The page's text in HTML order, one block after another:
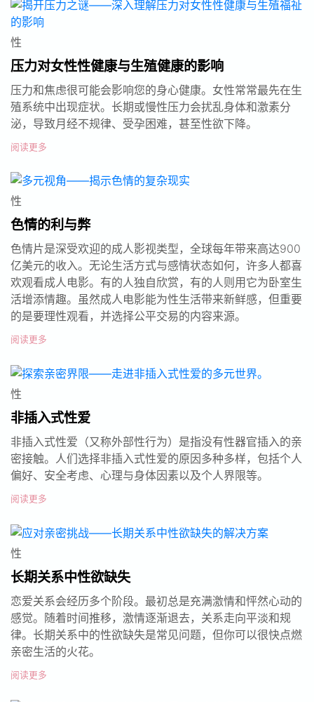
性
压力对女性性健康与生殖健康的影响
压力和焦虑很可能会影响您的身心健康。女性常常最先在生
殖系统中出现症状。长期或慢性压力会扰乱身体和激素分
泌，导致月经不规律、受孕困难，甚至性欲下降。
阅读更多
性
色情的利与弊
色情片是深受欢迎的成人影视类型，全球每年带来高达900
亿美元的收入。无论生活方式与感情状态如何，许多人都喜
欢观看成人电影。有的人独自欣赏，有的人则用它为卧室生
活增添情趣。虽然成人电影能为性生活带来新鲜感，但重要
的是要理性观看，并选择公平交易的内容来源。
阅读更多
性
非插入式性爱
非插入式性爱（又称外部性行为）是指没有性器官插入的亲
密接触。人们选择非插入式性爱的原因多种多样，包括个人
偏好、安全考虑、心理与身体因素以及个人界限等。
阅读更多
性
长期关系中性欲缺失
恋爱关系会经历多个阶段。最初总是充满激情和怦然心动的
感觉。随着时间推移，激情逐渐退去，关系走向平淡和规
律。长期关系中的性欲缺失是常见问题，但你可以很快点燃
亲密生活的火花。
阅读更多